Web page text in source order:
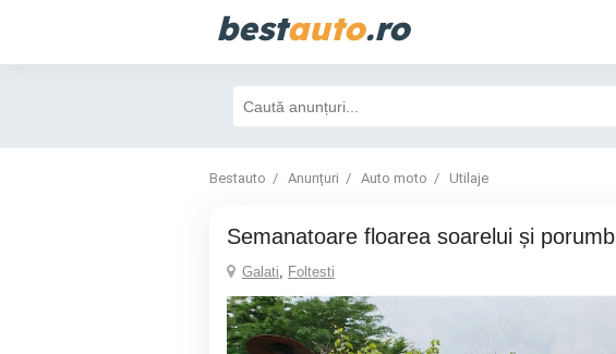
bestauto.ro
Bestauto Anunțuri Auto moto Utilaje
Semanatoare floarea soarelui și porumb
Galati, Foltesti